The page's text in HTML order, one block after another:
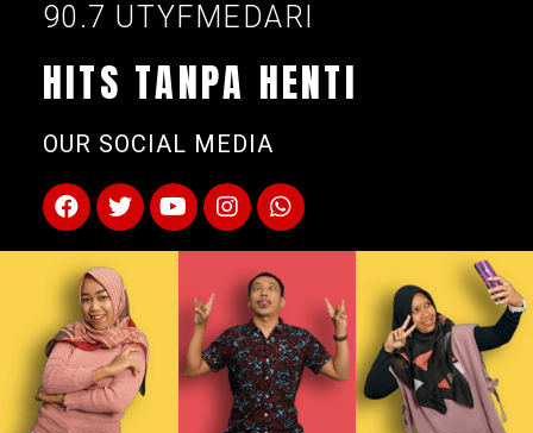
90.7 UTYFMEDARI
HITS TANPA HENTI
OUR SOCIAL MEDIA